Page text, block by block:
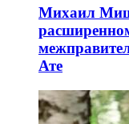
Михаил
Ате